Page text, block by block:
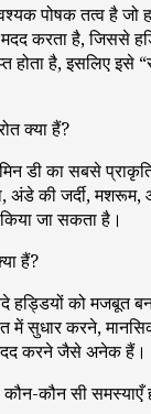
पोषक तत्व है जो
करता है, जिससे
होता है, इसलिए इसे
क्या हैं?
डी का सबसे
अंडे की जर्दी, मशरूम,
जा सकता है।
हैं?
हड्डियों को मजबूत
सुधार करने,
करने जैसे अनेक हैं।
कौन-कौन सी समस्याएँ